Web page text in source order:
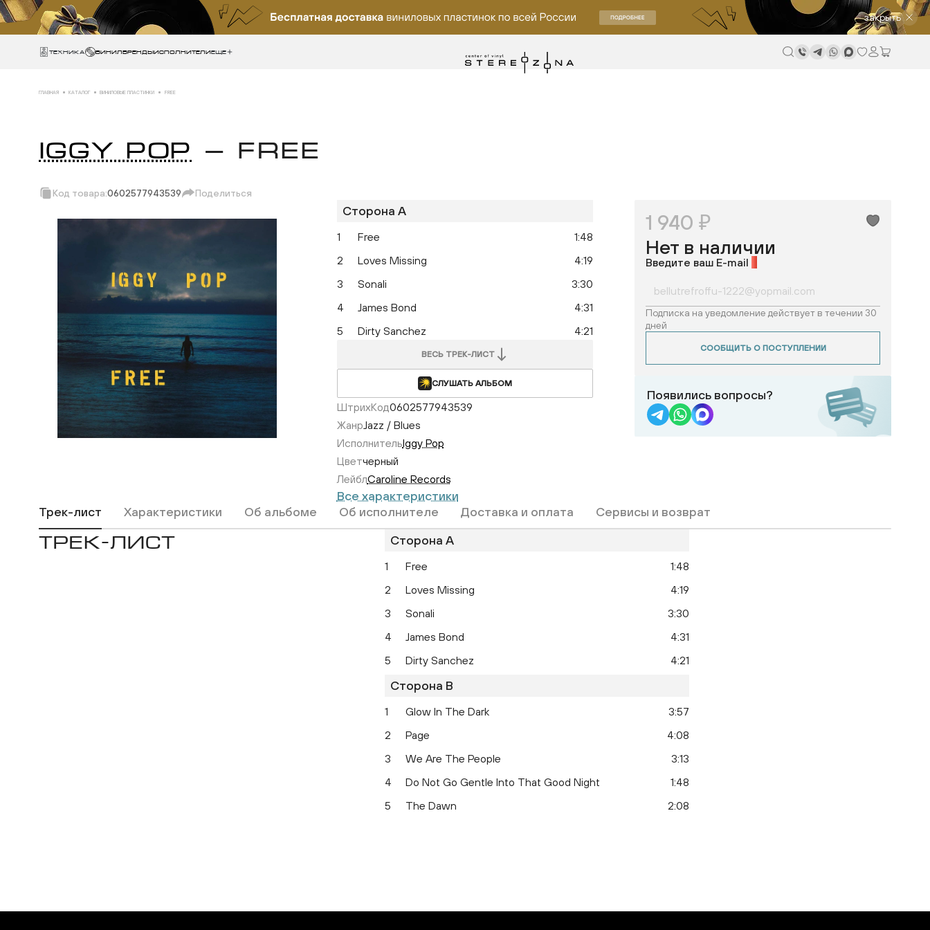
закрыть
Техника ВИНИЛБРЕНДЫИСПОЛНИТЕЛИЕще
ГЛАВНАЯ КАТАЛОГ ВИНИЛОВЫЕ ПЛАСТИНКИ FREE
IGGY POP — FREE
Код товара:0602577943539 Поделиться
Скопировать ссылку
Вотсап
Макс
ВКонтакте
Одноклассники
Сторона A
1 Free
1:48
2
Loves Missing
4:19
3
Sonali
3:30
4
James Bond
4:31
5
Dirty Sanchez 4:21
ВЕСЬ ТРЕК-ЛИСТ
СЛУШАТЬ АЛЬБОМ
ШтрихКод0602577943539
ЖанрJazz / Blues
ИсполнительIggy Pop
Цветчерный
ЛейблCaroline Records
Все характеристики
1 940 ₽
Нет в наличии
Введите ваш E-mail
Подписка на уведомление действует в течении 30
дней
СООБЩИТЬ О ПОСТУПЛЕНИИ
Появились вопросы?
Трек-лист Характеристики Об альбоме Об исполнителе Доставка и оплата Сервисы и возврат
ТРЕК-ЛИСТ Сторона A
1 Free
1:48
2
Loves Missing
4:19
3
Sonali
3:30
4
James Bond
4:31
5
Dirty Sanchez 4:21
Сторона B
1 Glow In The Dark
3:57
2
Page
4:08
3
We Are The People
3:13
4
Do Not Go Gentle Into That Good Night
1:48
5
The Dawn 2:08